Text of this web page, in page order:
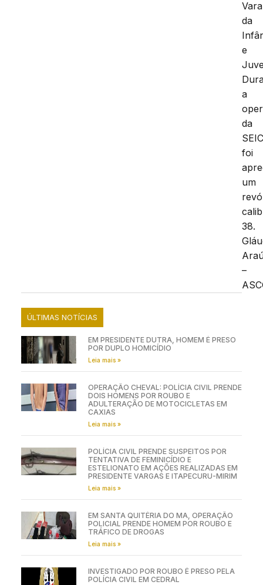
Vara
da
e
a
da
foi
um
38.
–
ÚLTIMAS NOTÍCIAS
EM PRESIDENTE DUTRA, HOMEM É PRESO
POR DUPLO HOMICÍDIO
Leia mais »
OPERAÇÃO CHEVAL: POLÍCIA CIVIL PRENDE
DOIS HOMENS POR ROUBO E
ADULTERAÇÃO DE MOTOCICLETAS EM
CAXIAS
Leia mais »
POLÍCIA CIVIL PRENDE SUSPEITOS POR
TENTATIVA DE FEMINICÍDIO E
ESTELIONATO EM AÇÕES REALIZADAS EM
PRESIDENTE VARGAS E ITAPECURU-MIRIM
Leia mais »
EM SANTA QUITÉRIA DO MA, OPERAÇÃO
POLICIAL PRENDE HOMEM POR ROUBO E
TRÁFICO DE DROGAS
Leia mais »
INVESTIGADO POR ROUBO É PRESO PELA
POLÍCIA CIVIL EM CEDRAL